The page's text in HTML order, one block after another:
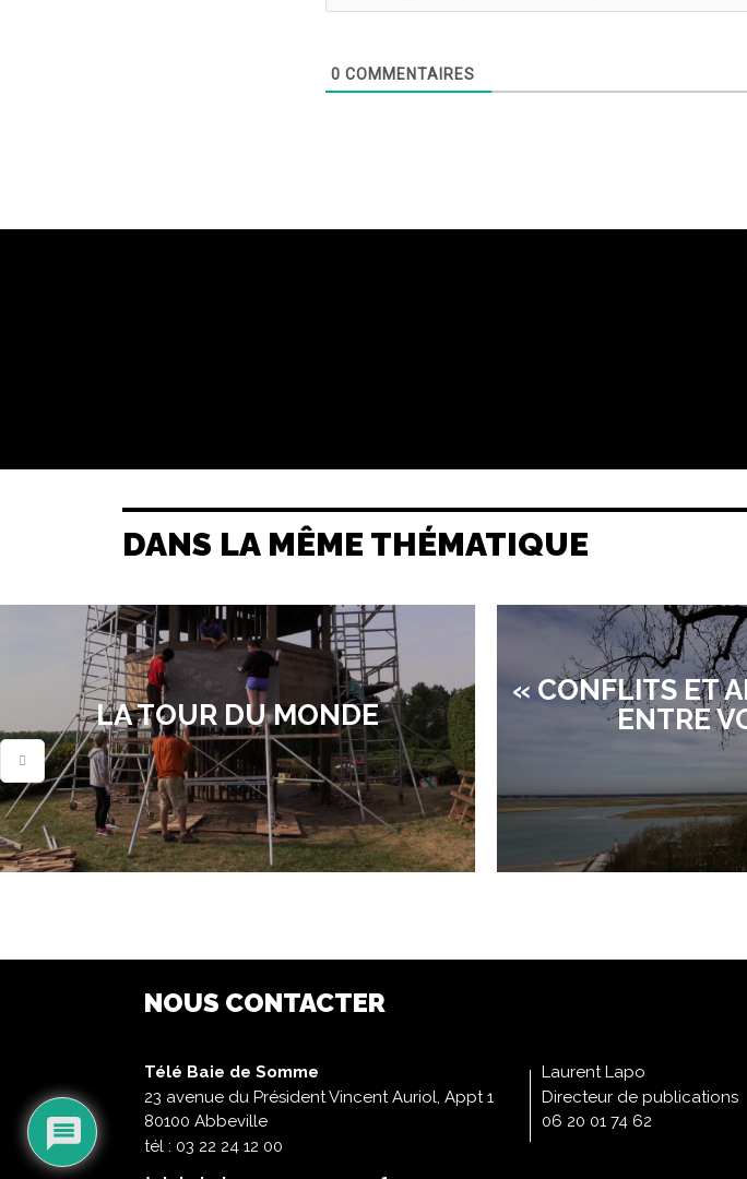
0 COMMENTAIRES
DANS LA MÊME THÉMATIQUE
LA TOUR DU MONDE
« CONFLITS ET
ENTRE
NOUS CONTACTER
Télé Baie de Somme
23 avenue du Président Vincent Auriol, Appt 1
80100 Abbeville
tél : 03 22 24 12 00
Laurent Lapo
Directeur de publications
06 20 01 74 62